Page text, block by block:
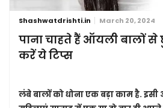
Shashwatdrishti.in March 20, 2024
पाना चाहते हैं ऑयली बालों से
करें ये टिप्स
लंबे बालों को धोना एक बड़ा काम है.